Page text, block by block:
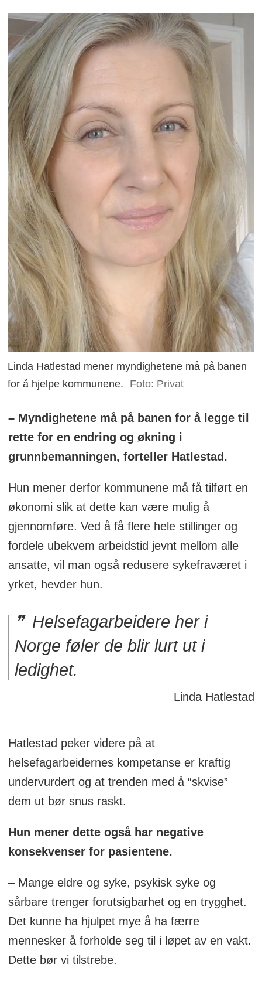
Linda Hatlestad mener myndighetene må på banen
for å hjelpe kommunene.
Foto: Privat
– Myndighetene må på banen for å legge til
rette for en endring og økning i
grunnbemanningen, forteller Hatlestad.
Hun mener derfor kommunene må få tilført en
økonomi slik at dette kan være mulig å
gjennomføre. Ved å få flere hele stillinger og
fordele ubekvem arbeidstid jevnt mellom alle
ansatte, vil man også redusere sykefraværet i
yrket, hevder hun.
Helsefagarbeidere her i
Norge føler de blir lurt ut i
ledighet.
Linda Hatlestad
Hatlestad peker videre på at
helsefagarbeidernes kompetanse er kraftig
undervurdert og at trenden med å “skvise”
dem ut bør snus raskt.
Hun mener dette også har negative
konsekvenser for pasientene.
– Mange eldre og syke, psykisk syke og
sårbare trenger forutsigbarhet og en trygghet.
Det kunne ha hjulpet mye å ha færre
mennesker å forholde seg til i løpet av en vakt.
Dette bør vi tilstrebe.